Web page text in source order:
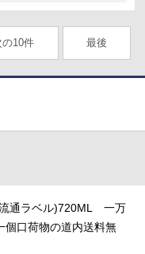
の10件 最後
通ラベル)720ML 一万
個口荷物の道内送料無